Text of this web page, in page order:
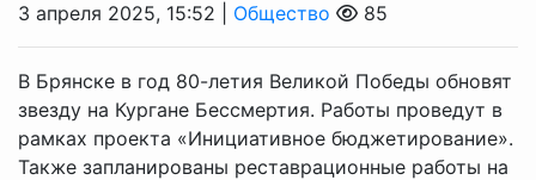
3 апреля 2025, 15:52 | Общество 85
В Брянске в год 80-летия Великой Победы обновят
звезду на Кургане Бессмертия. Работы проведут в
рамках проекта «Инициативное бюджетирование».
Также запланированы реставрационные работы на